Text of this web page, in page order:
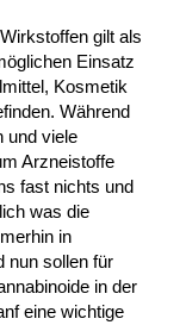
gilt als
Einsatz
Kosmetik
Während
und viele
Arzneistoffe
fast nichts und
was die
in
nun sollen für
in der
eine wichtige